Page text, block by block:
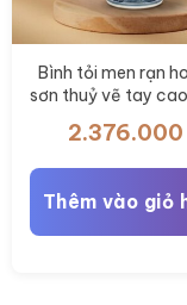
Bình tỏi men rạn
sơn thuỷ vẽ tay
2.376.000
Thêm vào giỏ